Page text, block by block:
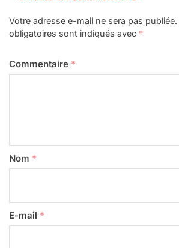
Votre adresse e-mail ne sera pas publiée.
obligatoires sont indiqués avec *
Commentaire *
Nom *
E-mail *